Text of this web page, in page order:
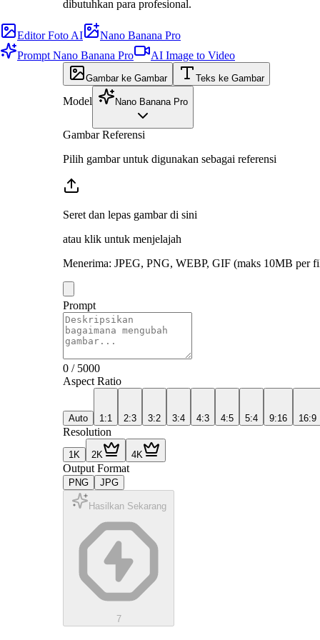
dibutuhkan para profesional.
Editor Foto AI
Nano Banana Pro
Prompt Nano Banana Pro
AI Image to Video
Gambar ke Gambar Teks ke Gambar
Model Nano Banana Pro
Gambar Referensi
Pilih gambar untuk digunakan sebagai referensi
Seret dan lepas gambar di sini
atau klik untuk menjelajah
Menerima: JPEG, PNG, WEBP, GIF (maks 10MB per
Prompt
0 / 5000
Aspect Ratio
Auto 1:1 2:3 3:2 3:4 4:3 4:5 5:4 9:16 16:9
Resolution
1K 2K 4K
Output Format
PNG JPG
Hasilkan Sekarang
7